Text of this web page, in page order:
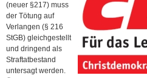
(neuer §217) muss
der Tötung auf
Verlangen (§ 216
StGB) gleichgestellt
und dringend als
Straftatbestand
untersagt werden.